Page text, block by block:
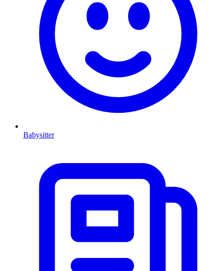
Babysitter